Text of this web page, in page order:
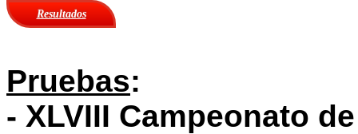
Resultados
Pruebas:
- XLVIII Campeonato